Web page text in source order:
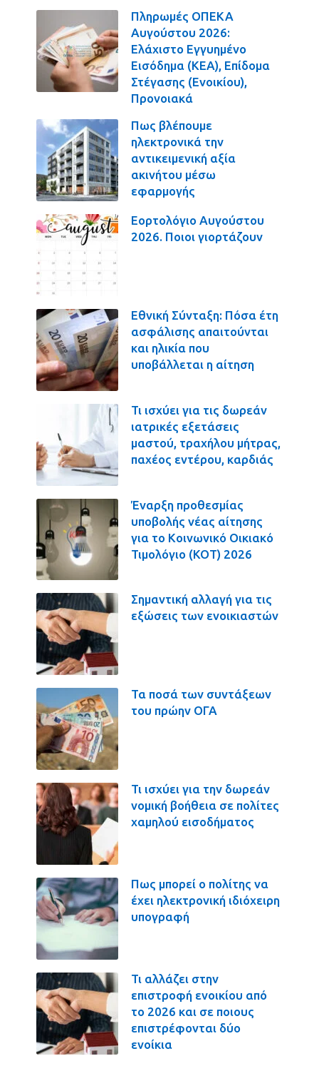
Πληρωμές ΟΠΕΚΑ
Αυγούστου 2026:
Ελάχιστο Εγγυημένο
Εισόδημα (ΚΕΑ), Επίδομα
Στέγασης (Ενοικίου),
Προνοιακά
Πως βλέπουμε
ηλεκτρονικά την
αντικειμενική αξία
ακινήτου μέσω
εφαρμογής
Εορτολόγιο Αυγούστου
2026. Ποιοι γιορτάζουν
Εθνική Σύνταξη: Πόσα έτη
ασφάλισης απαιτούνται
και ηλικία που
υποβάλλεται η αίτηση
Τι ισχύει για τις δωρεάν
ιατρικές εξετάσεις
μαστού, τραχήλου μήτρας,
παχέος εντέρου, καρδιάς
Έναρξη προθεσμίας
υποβολής νέας αίτησης
για το Κοινωνικό Οικιακό
Τιμολόγιο (ΚΟΤ) 2026
Σημαντική αλλαγή για τις
εξώσεις των ενοικιαστών
Τα ποσά των συντάξεων
του πρώην ΟΓΑ
Τι ισχύει για την δωρεάν
νομική βοήθεια σε πολίτες
χαμηλού εισοδήματος
Πως μπορεί ο πολίτης να
έχει ηλεκτρονική ιδιόχειρη
υπογραφή
Τι αλλάζει στην
επιστροφή ενοικίου από
το 2026 και σε ποιους
επιστρέφονται δύο
ενοίκια